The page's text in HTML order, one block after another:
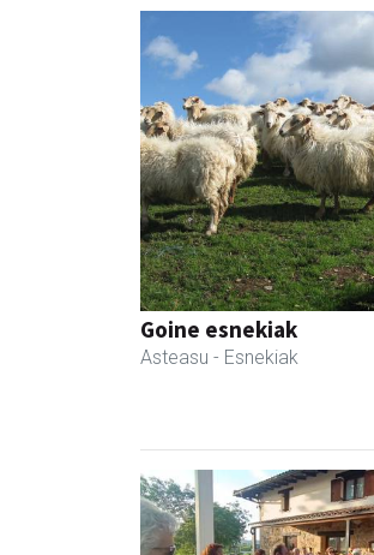
Goine esnekiak
Asteasu - Esnekiak